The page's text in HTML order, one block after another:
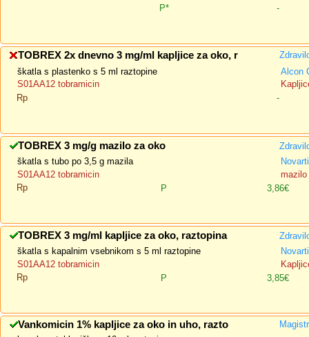
P*
-
TOBREX 2x dnevno 3 mg/ml kapljice za oko, r
škatla s plastenko s 5 ml raztopine
Alcon
S01AA12 tobramicin
Rp
-
TOBREX 3 mg/g mazilo za oko
škatla s tubo po 3,5 g mazila
S01AA12 tobramicin
Rp
P 3,86€
TOBREX 3 mg/ml kapljice za oko, raztopina
škatla s kapalnim vsebnikom s 5 ml raztopine
S01AA12 tobramicin
Rp
P 3,85€
Vankomicin 1% kapljice za oko in uho, razto